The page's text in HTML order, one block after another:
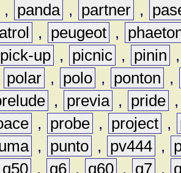
, panda , partner ,
, peugeot ,
pick-up , picnic , pinin
polar , polo , ponton
,
, previa , pride
, probe , project ,
, punto , pv444 ,
q50 , q6 , q60 , q7 ,